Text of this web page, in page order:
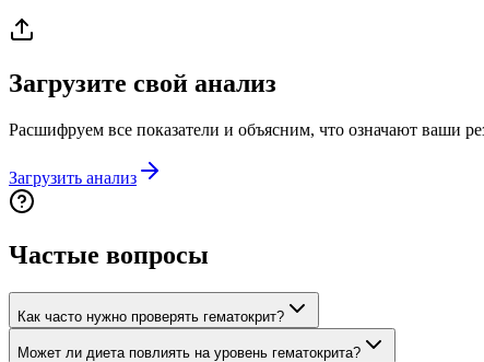
Загрузите свой анализ
Расшифруем все показатели и объясним, что означают ваши
Загрузить анализ
Частые вопросы
Как часто нужно проверять гематокрит?
Может ли диета повлиять на уровень гематокрита?